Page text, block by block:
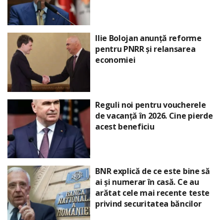
Ilie Bolojan anunță reforme
pentru PNRR și relansarea
economiei
Reguli noi pentru voucherele
de vacanță în 2026. Cine pierde
acest beneficiu
BNR explică de ce este bine să
ai și numerar în casă. Ce au
arătat cele mai recente teste
privind securitatea băncilor